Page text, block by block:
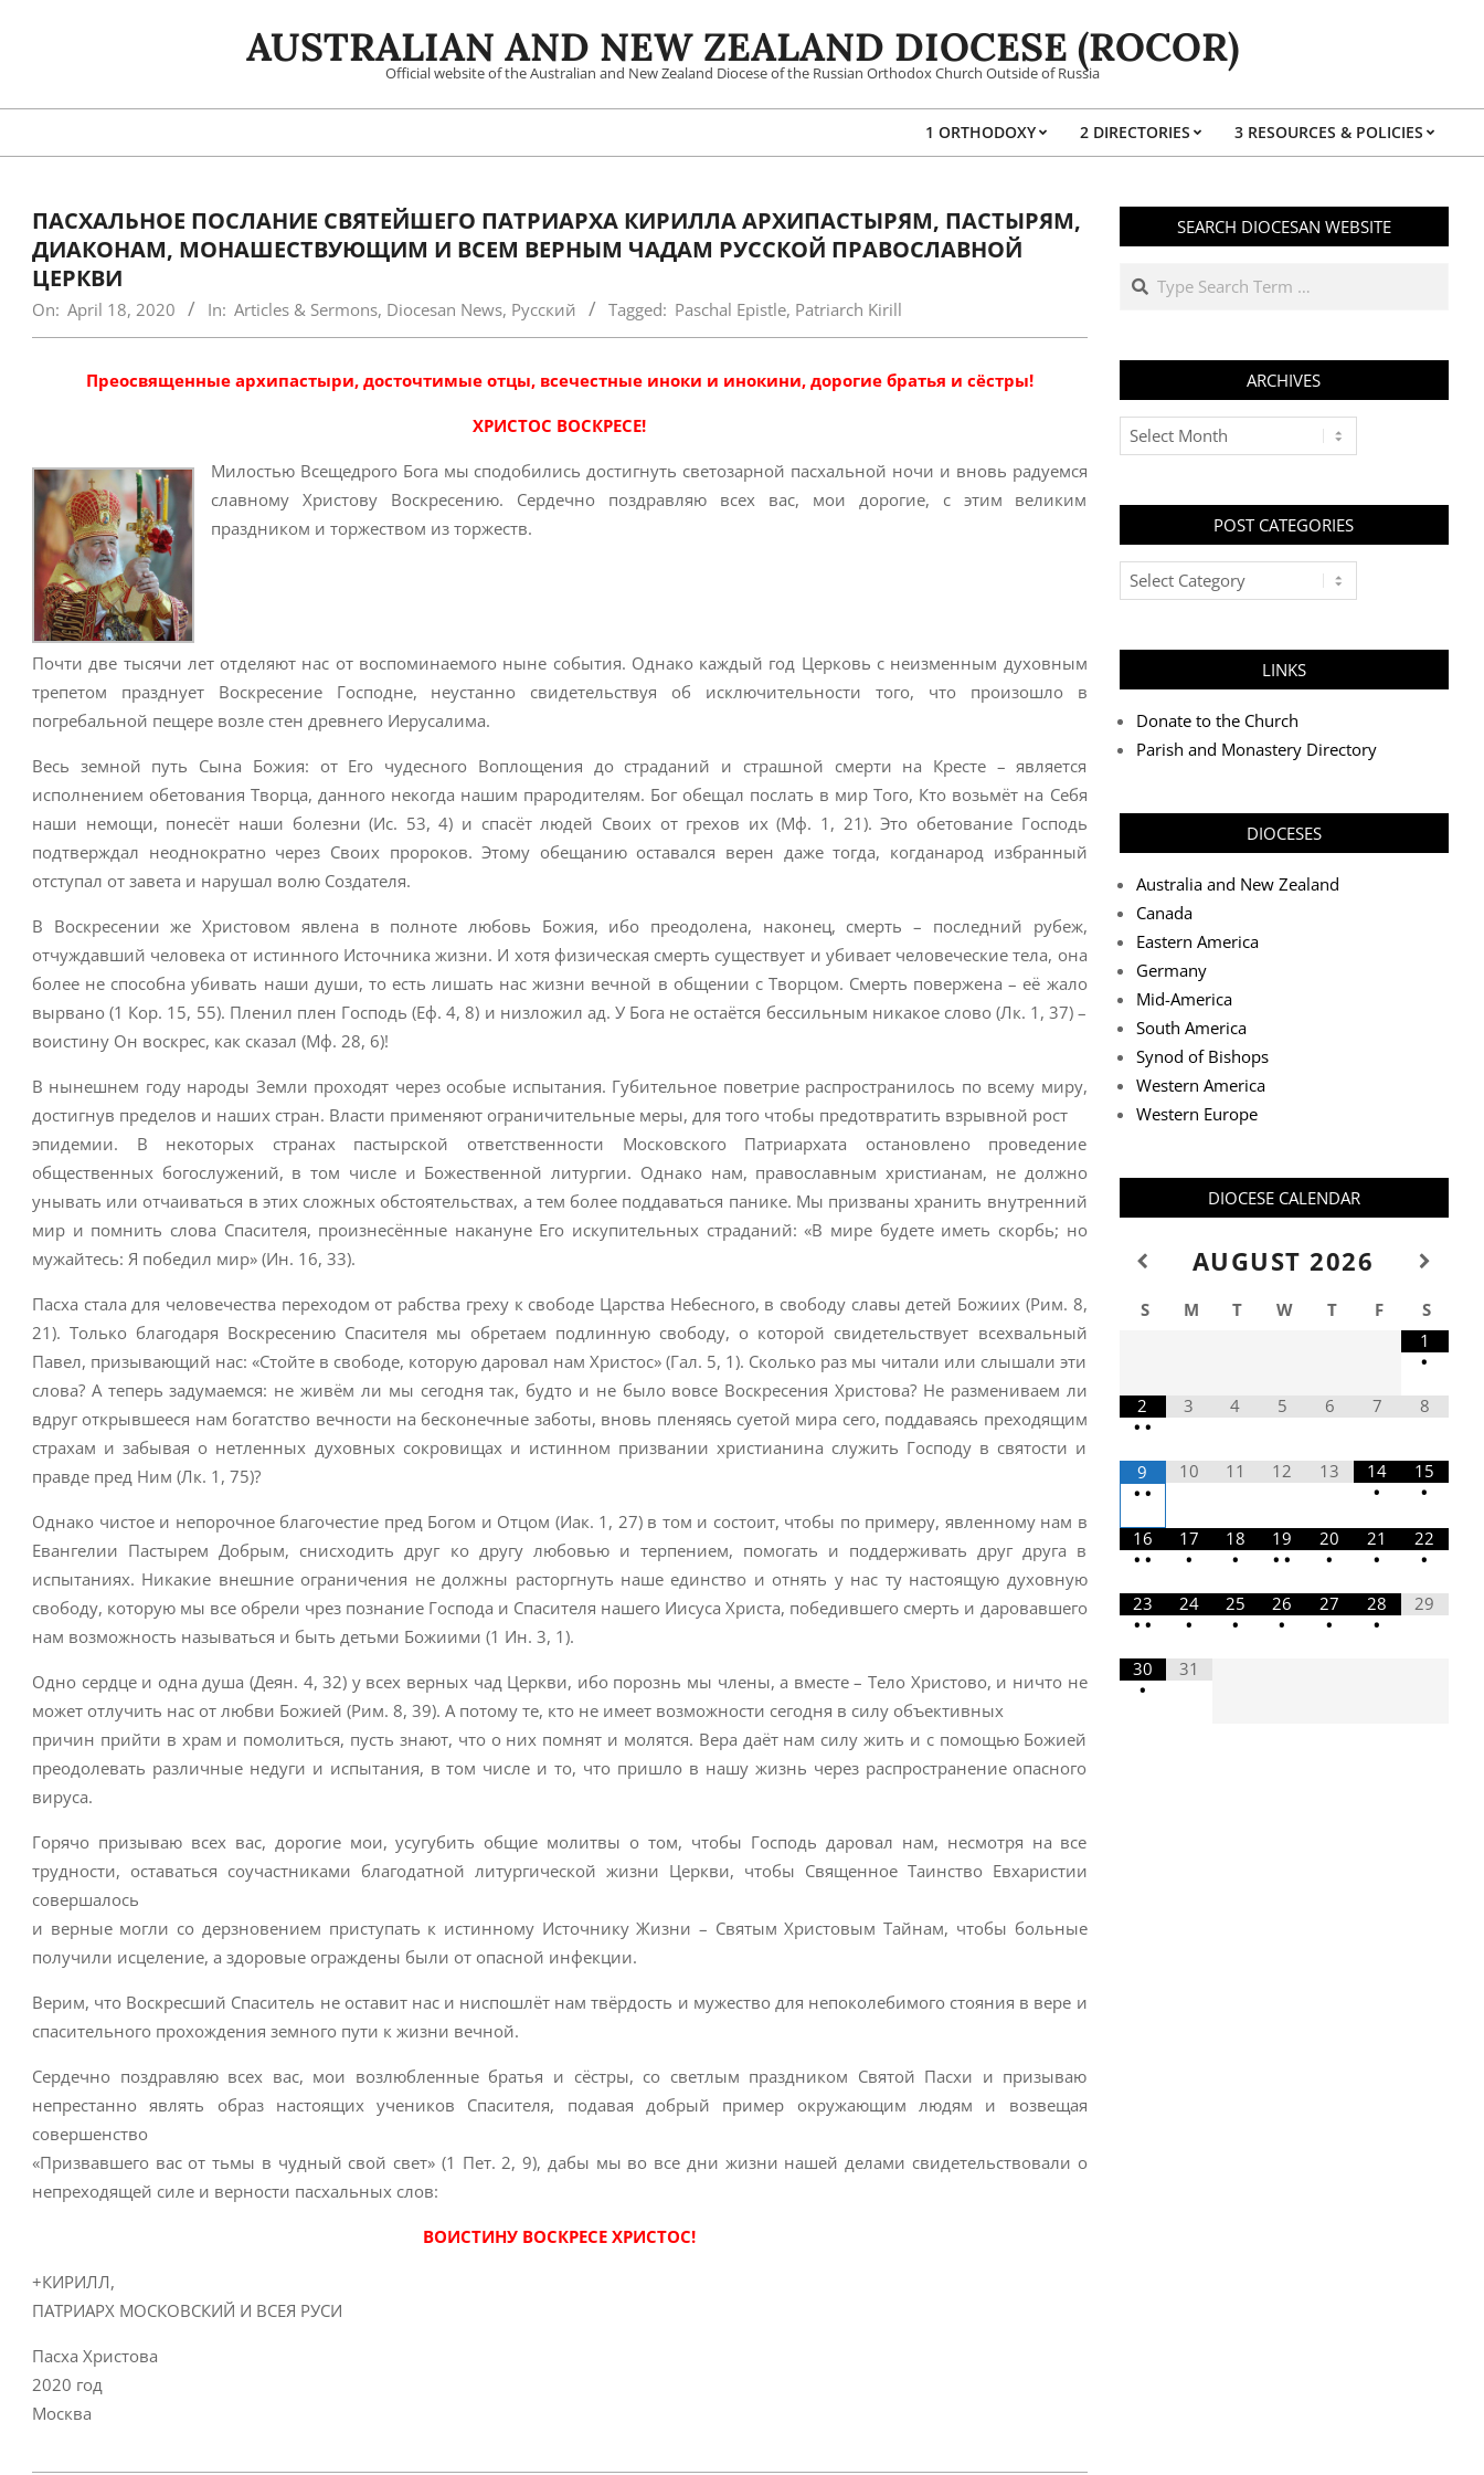
AUSTRALIAN AND NEW ZEALAND DIOCESE (ROCOR)
Official website of the Australian and New Zealand Diocese of the Russian Orthodox Church Outside of Russia
1 ORTHODOXY 2 DIRECTORIES 3 RESOURCES & POLICIES
ПАСХАЛЬНОЕ ПОСЛАНИЕ СВЯТЕЙШЕГО ПАТРИАРХА КИРИЛЛА АРХИПАСТЫРЯМ, ПАСТЫРЯМ,
ДИАКОНАМ, МОНАШЕСТВУЮЩИМ И ВСЕМ ВЕРНЫМ ЧАДАМ РУССКОЙ ПРАВОСЛАВНОЙ
ЦЕРКВИ
On: April 18, 2020 In: Articles & Sermons, Diocesan News, Русский Tagged: Paschal Epistle, Patriarch Kirill
Преосвященные архипастыри, досточтимые отцы, всечестные иноки и инокини, дорогие братья и сёстры!
ХРИСТОС ВОСКРЕСЕ!
Милостью Всещедрого Бога мы сподобились достигнуть светозарной пасхальной ночи и вновь радуемся
славному Христову Воскресению. Сердечно поздравляю всех вас, мои дорогие, с этим великим
праздником и торжеством из торжеств.
Почти две тысячи лет отделяют нас от воспоминаемого ныне события. Однако каждый год Церковь с неизменным духовным
трепетом празднует Воскресение Господне, неустанно свидетельствуя об исключительности того, что произошло в
погребальной пещере возле стен древнего Иерусалима.
Весь земной путь Сына Божия: от Его чудесного Воплощения до страданий и страшной смерти на Кресте – является
исполнением обетования Творца, данного некогда нашим прародителям. Бог обещал послать в мир Того, Кто возьмёт на Себя
наши немощи, понесёт наши болезни (Ис. 53, 4) и спасёт людей Своих от грехов их (Мф. 1, 21). Это обетование Господь
подтверждал неоднократно через Своих пророков. Этому обещанию оставался верен даже тогда, когданарод избранный
отступал от завета и нарушал волю Создателя.
В Воскресении же Христовом явлена в полноте любовь Божия, ибо преодолена, наконец, смерть – последний рубеж,
отчуждавший человека от истинного Источника жизни. И хотя физическая смерть существует и убивает человеческие тела, она
более не способна убивать наши души, то есть лишать нас жизни вечной в общении с Творцом. Смерть повержена – её жало
вырвано (1 Кор. 15, 55). Пленил плен Господь (Еф. 4, 8) и низложил ад. У Бога не остаётся бессильным никакое слово (Лк. 1, 37) –
воистину Он воскрес, как сказал (Мф. 28, 6)!
В нынешнем году народы Земли проходят через особые испытания. Губительное поветрие распространилось по всему миру,
достигнув пределов и наших стран. Власти применяют ограничительные меры, для того чтобы предотвратить взрывной рост
эпидемии. В некоторых странах пастырской ответственности Московского Патриархата остановлено проведение
общественных богослужений, в том числе и Божественной литургии. Однако нам, православным христианам, не должно
унывать или отчаиваться в этих сложных обстоятельствах, а тем более поддаваться панике. Мы призваны хранить внутренний
мир и помнить слова Спасителя, произнесённые накануне Его искупительных страданий: «В мире будете иметь скорбь; но
мужайтесь: Я победил мир» (Ин. 16, 33).
Пасха стала для человечества переходом от рабства греху к свободе Царства Небесного, в свободу славы детей Божиих (Рим. 8,
21). Только благодаря Воскресению Спасителя мы обретаем подлинную свободу, о которой свидетельствует всехвальный
Павел, призывающий нас: «Стойте в свободе, которую даровал нам Христос» (Гал. 5, 1). Сколько раз мы читали или слышали эти
слова? А теперь задумаемся: не живём ли мы сегодня так, будто и не было вовсе Воскресения Христова? Не размениваем ли
вдруг открывшееся нам богатство вечности на бесконечные заботы, вновь пленяясь суетой мира сего, поддаваясь преходящим
страхам и забывая о нетленных духовных сокровищах и истинном призвании христианина служить Господу в святости и
правде пред Ним (Лк. 1, 75)?
Однако чистое и непорочное благочестие пред Богом и Отцом (Иак. 1, 27) в том и состоит, чтобы по примеру, явленному нам в
Евангелии Пастырем Добрым, снисходить друг ко другу любовью и терпением, помогать и поддерживать друг друга в
испытаниях. Никакие внешние ограничения не должны расторгнуть наше единство и отнять у нас ту настоящую духовную
свободу, которую мы все обрели чрез познание Господа и Спасителя нашего Иисуса Христа, победившего смерть и даровавшего
нам возможность называться и быть детьми Божиими (1 Ин. 3, 1).
Одно сердце и одна душа (Деян. 4, 32) у всех верных чад Церкви, ибо порознь мы члены, а вместе – Тело Христово, и ничто не
может отлучить нас от любви Божией (Рим. 8, 39). А потому те, кто не имеет возможности сегодня в силу объективных
причин прийти в храм и помолиться, пусть знают, что о них помнят и молятся. Вера даёт нам силу жить и с помощью Божией
преодолевать различные недуги и испытания, в том числе и то, что пришло в нашу жизнь через распространение опасного
вируса.
Горячо призываю всех вас, дорогие мои, усугубить общие молитвы о том, чтобы Господь даровал нам, несмотря на все
трудности, оставаться соучастниками благодатной литургической жизни Церкви, чтобы Священное Таинство Евхаристии
совершалось
и верные могли со дерзновением приступать к истинному Источнику Жизни – Святым Христовым Тайнам, чтобы больные
получили исцеление, а здоровые ограждены были от опасной инфекции.
Верим, что Воскресший Спаситель не оставит нас и ниспошлёт нам твёрдость и мужество для непоколебимого стояния в вере и
спасительного прохождения земного пути к жизни вечной.
Сердечно поздравляю всех вас, мои возлюбленные братья и сёстры, со светлым праздником Святой Пасхи и призываю
непрестанно являть образ настоящих учеников Спасителя, подавая добрый пример окружающим людям и возвещая
совершенство
«Призвавшего вас от тьмы в чудный свой свет» (1 Пет. 2, 9), дабы мы во все дни жизни нашей делами свидетельствовали о
непреходящей силе и верности пасхальных слов:
ВОИСТИНУ ВОСКРЕСЕ ХРИСТОС!
+КИРИЛЛ,
ПАТРИАРХ МОСКОВСКИЙ И ВСЕЯ РУСИ
Пасха Христова
2020 год
Москва
SEARCH DIOCESAN WEBSITE
Search
ARCHIVES
Archives
POST CATEGORIES
Post
Categories
LINKS
Donate to the Church
Parish and Monastery Directory
DIOCESES
Australia and New Zealand
Canada
Eastern America
Germany
Mid-America
South America
Synod of Bishops
Western America
Western Europe
DIOCESE CALENDAR
AUGUST 2026
S M T W T F
S
1
•
2
• •
3 4 5 6 7 8
9
• •
10 11 12 13
14
•
15
•
16
• •
17
•
18
•
19
• •
20
•
21
•
22
•
23
• •
24
•
25
•
26
•
27
•
28
•
29
30
•
31